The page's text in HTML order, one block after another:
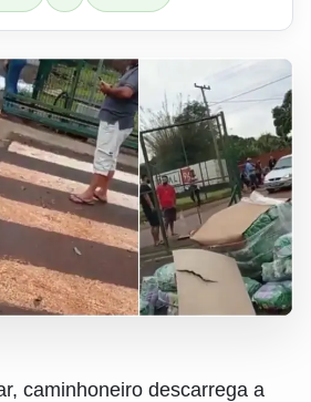
caminhoneiro descarrega a